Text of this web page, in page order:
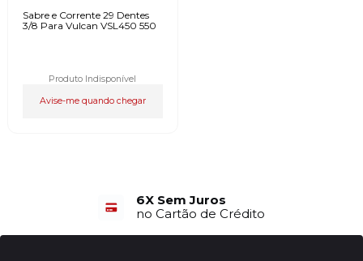
Sabre e Corrente 29 Dentes
3/8 Para Vulcan VSL450 550
Produto Indisponível
Avise-me quando chegar
6X Sem Juros
no Cartão de Crédito